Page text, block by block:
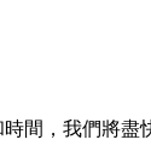
間，我們將盡